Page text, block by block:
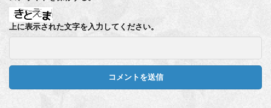
上に表示された文字を入力してください。